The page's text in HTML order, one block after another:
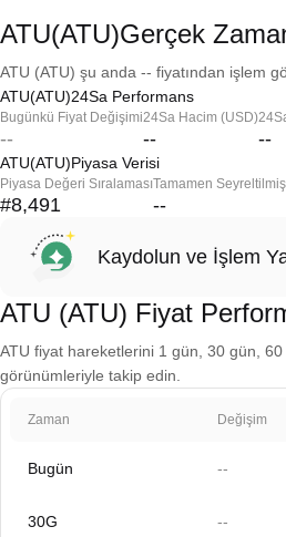
ATU(ATU)Gerçek
ATU (ATU) şu anda -- fiyatından işlem
ATU(ATU)24Sa Performans
Bugünkü Fiyat Değişimi
--
24Sa Hacim (USD)
-- --
ATU(ATU)Piyasa Verisi
Piyasa Değeri Sıralaması
#8,491
Tamamen
--
Kaydolun ve İşlem
ATU (ATU) Fiyat
ATU fiyat hareketlerini 1 gün, 30 gün,
görünümleriyle takip edin.
Zaman Değişim
Bugün --
30G --